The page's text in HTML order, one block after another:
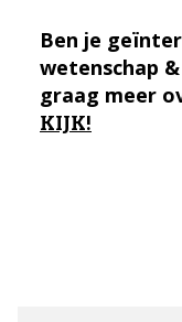
Ben je
wetenschap
graag meer
KIJK!